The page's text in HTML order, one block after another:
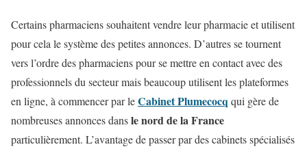
Certains pharmaciens souhaitent vendre leur pharmacie et utilisent
pour cela le système des petites annonces. D’autres se tournent
vers l’ordre des pharmaciens pour se mettre en contact avec des
professionnels du secteur mais beaucoup utilisent les plateformes
en ligne, à commencer par leCabinet Plumecocq qui gère de
nombreuses annonces dansle nord de la France
particulièrement. L’avantage de passer par des cabinets spécialisés